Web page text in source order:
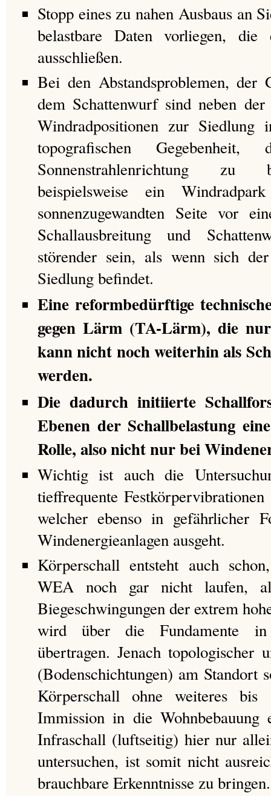
Stopp eines zu nahen Ausbaus an
belastbare Daten vorliegen, die
ausschließen.
Bei den Abstandsproblemen, der
dem Schattenwurf sind neben
Windradpositionen zur
topografischen
Sonnenstrahlenrichtung zu
beispielsweise ein
sonnenzugewandten Seite vor
Schallausbreitung und
störender sein, als wenn sich
Siedlung befindet.
Eine reformbedürftige
gegen Lärm (TA-Lärm), die
kann nicht noch weiterhin als
werden.
Die dadurch initiierte
Ebenen der Schallbelastung
Rolle, also nicht nur bei
Wichtig ist auch die
tieffrequente
welcher ebenso in gefährlicher
Windenergieanlagen ausgeht.
Körperschall entsteht auch
WEA noch gar nicht laufen,
Biegeschwingungen der extrem
wird über die Fundamente in
übertragen. Jenach topologischer
(Bodenschichtungen) am Standort
Körperschall ohne weiteres
Immission in die Wohnbebauung
Infraschall (luftseitig) hier nur
untersuchen, ist somit nicht
brauchbare Erkenntnisse zu bringen.